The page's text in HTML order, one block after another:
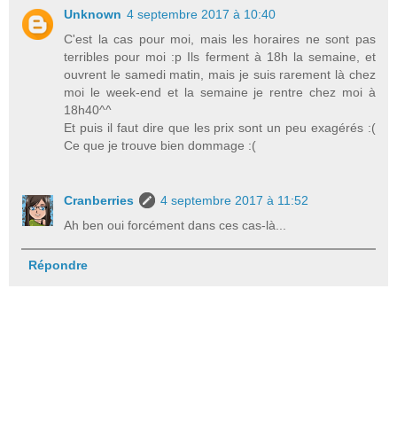
Unknown 4 septembre 2017 à 10:40
C'est la cas pour moi, mais les horaires ne sont pas
terribles pour moi :p Ils ferment à 18h la semaine, et
ouvrent le samedi matin, mais je suis rarement là chez
moi le week-end et la semaine je rentre chez moi à
18h40^^
Et puis il faut dire que les prix sont un peu exagérés :(
Ce que je trouve bien dommage :(
Cranberries
4 septembre 2017 à 11:52
Ah ben oui forcément dans ces cas-là...
Répondre